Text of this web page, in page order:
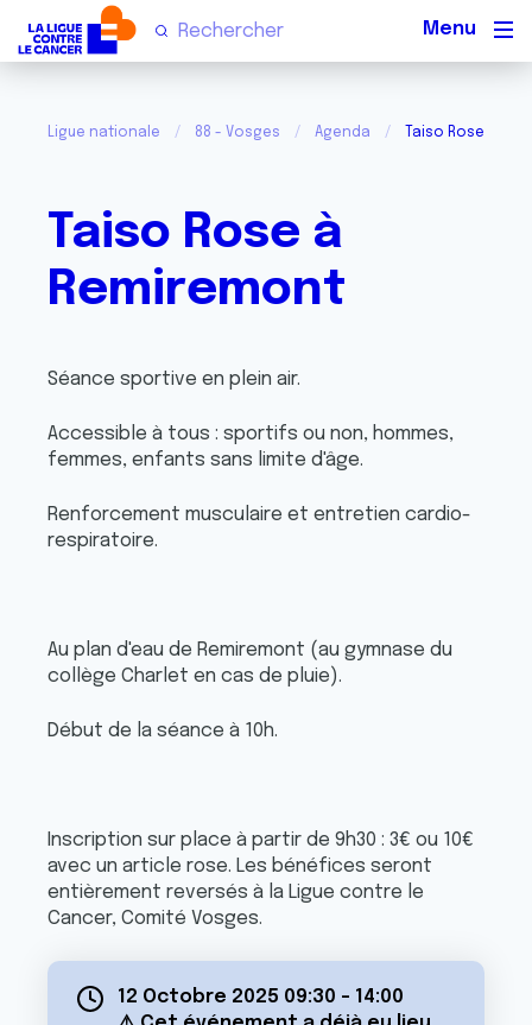
Ligue nationale 88 - Vosges Agenda Taiso Rose à
Taiso Rose à
Remiremont
Séance sportive en plein air.
Accessible à tous : sportifs ou non, hommes,
femmes, enfants sans limite d'âge.
Renforcement musculaire et entretien cardio-
respiratoire.
Au plan d'eau de Remiremont (au gymnase du
collège Charlet en cas de pluie).
Début de la séance à 10h.
Inscription sur place à partir de 9h30 : 3€ ou 10€
avec un article rose. Les bénéfices seront
entièrement reversés à la Ligue contre le
Cancer, Comité Vosges.
12 Octobre 2025 09:30 - 14:00